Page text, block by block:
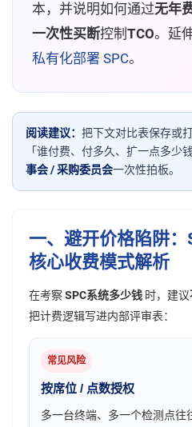
本，并说明如何通过无年
一次性买断控制 TCO。延
私有化部署 SPC。
阅读建议： 把下文对比表保存或
「谁付费、付多久、扩一点多少
事会 / 采购委员会一次性拍板。
一、避开价格陷阱
核心收费模式解析
在考察SPC系统多少钱 时，建议
把计费逻辑写进内部评审表：
常见风险
按席位 / 点数授权
多一台终端、多一个检测点往